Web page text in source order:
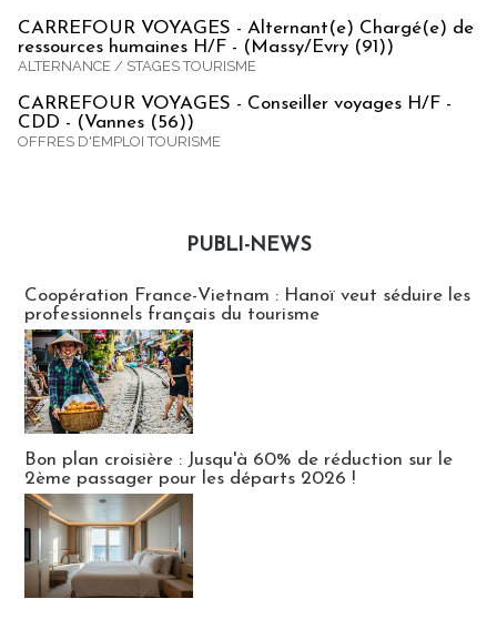
CARREFOUR VOYAGES - Alternant(e) Chargé(e) de
ressources humaines H/F - (Massy/Evry (91))
ALTERNANCE / STAGES TOURISME
CARREFOUR VOYAGES - Conseiller voyages H/F -
CDD - (Vannes (56))
OFFRES D'EMPLOI TOURISME
PUBLI-NEWS
Coopération France-Vietnam : Hanoï veut séduire les
professionnels français du tourisme
Bon plan croisière : Jusqu'à 60% de réduction sur le
2ème passager pour les départs 2026 !